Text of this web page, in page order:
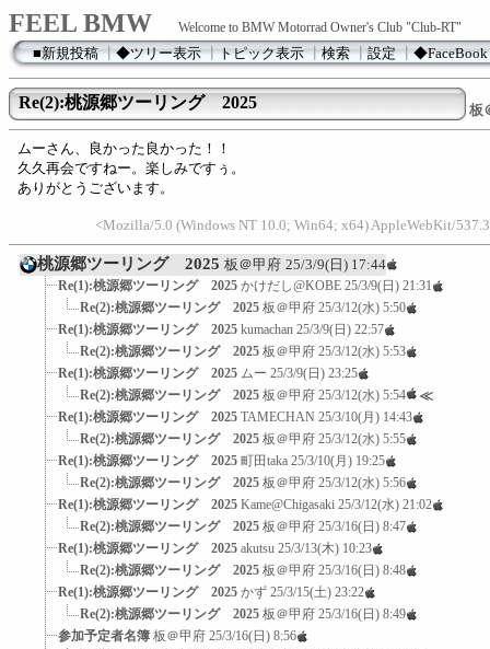
FEEL BMW Welcome to BMW Motorrad Owner's Club "Club-RT"
■新規投稿┃◆ツリー表示┃トピック表示┃検索┃設定┃◆FaceBook
Re(2):桃源郷ツーリング 2025 板
ムーさん、良かった良かった！！
久久再会ですねー。楽しみですぅ。
ありがとうございます。
<Mozilla/5.0 (Windows NT 10.0; Win64; x64) AppleWebKit/
桃源郷ツーリング 2025 板＠甲府 25/3/9(日) 17:44
Re(1):桃源郷ツーリング 2025 かけだし@KOBE 25/3/9(日) 21:31
Re(2):桃源郷ツーリング 2025 板＠甲府 25/3/12(水) 5:50
Re(1):桃源郷ツーリング 2025 kumachan 25/3/9(日) 22:57
Re(2):桃源郷ツーリング 2025 板＠甲府 25/3/12(水) 5:53
Re(1):桃源郷ツーリング 2025 ムー 25/3/9(日) 23:25
Re(2):桃源郷ツーリング 2025 板＠甲府 25/3/12(水) 5:54 ≪
Re(1):桃源郷ツーリング 2025 TAMECHAN 25/3/10(月) 14:43
Re(2):桃源郷ツーリング 2025 板＠甲府 25/3/12(水) 5:55
Re(1):桃源郷ツーリング 2025 町田taka 25/3/10(月) 19:25
Re(2):桃源郷ツーリング 2025 板＠甲府 25/3/12(水) 5:56
Re(1):桃源郷ツーリング 2025 Kame@Chigasaki 25/3/12(水) 21:02
Re(2):桃源郷ツーリング 2025 板＠甲府 25/3/16(日) 8:47
Re(1):桃源郷ツーリング 2025 akutsu 25/3/13(木) 10:23
Re(2):桃源郷ツーリング 2025 板＠甲府 25/3/16(日) 8:48
Re(1):桃源郷ツーリング 2025 かず 25/3/15(土) 23:22
Re(2):桃源郷ツーリング 2025 板＠甲府 25/3/16(日) 8:49
参加予定者名簿 板＠甲府 25/3/16(日) 8:56